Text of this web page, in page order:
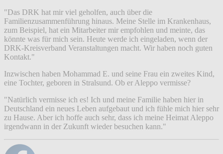
"Das DRK hat mir viel geholfen, auch über die
Familienzusammenführung hinaus. Meine Stelle im Krankenhaus,
zum Beispiel, hat ein Mitarbeiter mir empfohlen und meinte, das
könnte was für mich sein. Heute werde ich eingeladen, wenn der
DRK-Kreisverband Veranstaltungen macht. Wir haben noch guten
Kontakt."
Inzwischen haben Mohammad E. und seine Frau ein zweites Kind,
eine Tochter, geboren in Stralsund. Ob er Aleppo vermisse?
"Natürlich vermisse ich es! Ich und meine Familie haben hier in
Deutschland ein neues Leben aufgebaut und ich fühle mich hier sehr
zu Hause. Aber ich hoffe auch sehr, dass ich meine Heimat Aleppo
irgendwann in der Zukunft wieder besuchen kann."